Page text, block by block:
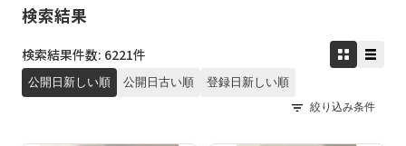
検索結果
検索結果件数: 6221件
公開日新しい順 公開日古い順 登録日新しい順
絞り込み条件